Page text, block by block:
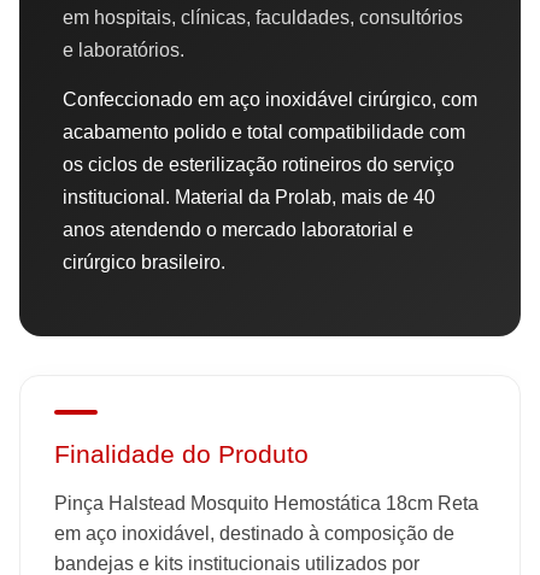
em hospitais, clínicas, faculdades, consultórios
e laboratórios.
Confeccionado em aço inoxidável cirúrgico, com
acabamento polido e total compatibilidade com
os ciclos de esterilização rotineiros do serviço
institucional. Material da Prolab, mais de 40
anos atendendo o mercado laboratorial e
cirúrgico brasileiro.
Finalidade do Produto
Pinça Halstead Mosquito Hemostática 18cm Reta
em aço inoxidável, destinado à composição de
bandejas e kits institucionais utilizados por